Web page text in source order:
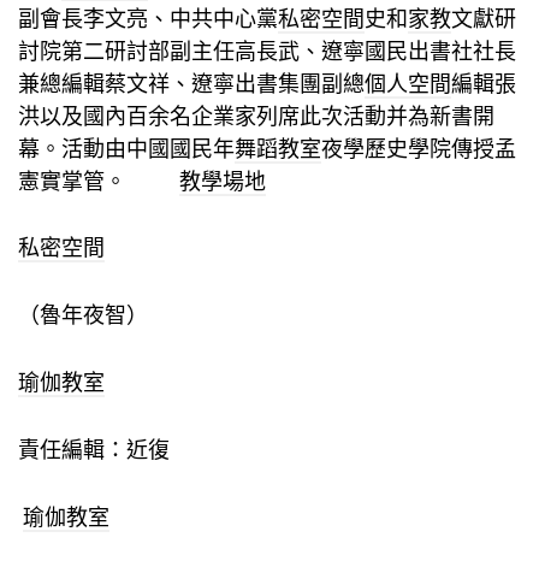
副會長李文亮、中共中心黨私密空間史和家教文獻研
討院第二研討部副主任高長武、遼寧國民出書社社長
兼總編輯蔡文祥、遼寧出書集團副總個人空間編輯張
洪以及國內百余名企業家列席此次活動并為新書開
幕。活動由中國國民年舞蹈教室夜學歷史學院傳授孟
憲實掌管。 教學場地
私密空間
（魯年夜智）
瑜伽教室
責任編輯：近復
瑜伽教室